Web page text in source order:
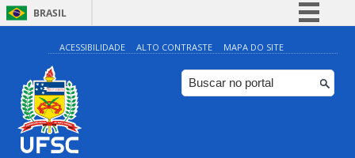
BRASIL
Simplifique!
Comunica BR
Participe
ACESSIBILIDADE ALTO CONTRASTE MAPA DO SITE